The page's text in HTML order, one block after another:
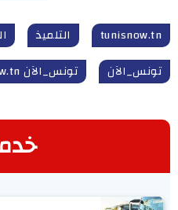
tunisnow.tn التلميذ
تونس_الآن
تونس_الآن tunisnow.tn